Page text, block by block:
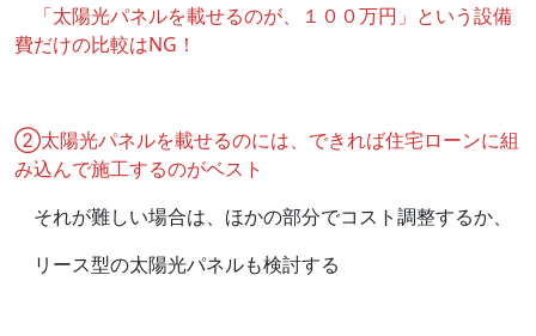
「太陽光パネルを載せるのが、１００万円」という設備
費だけの比較はNG！
②太陽光パネルを載せるのには、できれば住宅ローンに組
み込んで施工するのがベスト
それが難しい場合は、ほかの部分でコスト調整するか、
リース型の太陽光パネルも検討する